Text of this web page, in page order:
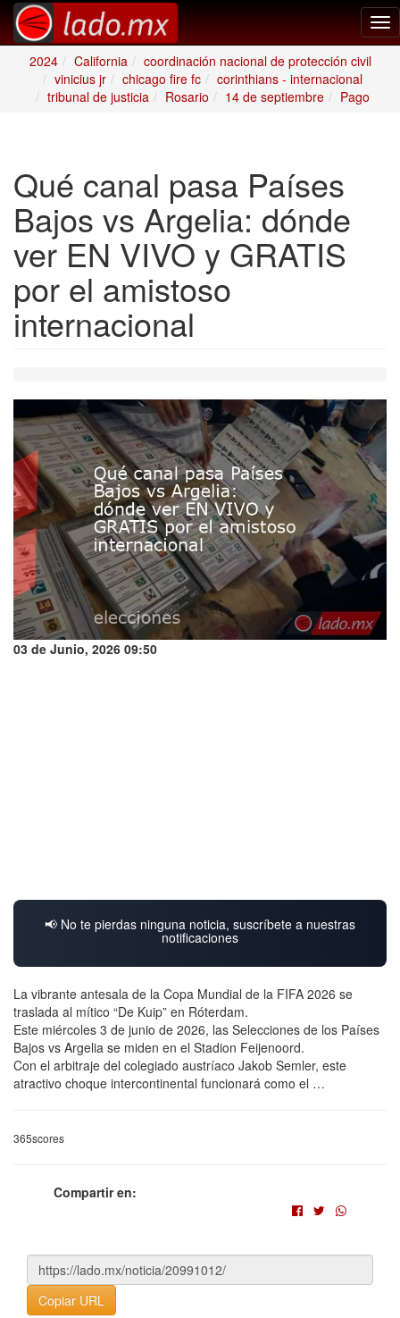
2024
California
coordinación nacional de protección civil
vinicius jr
chicago fire fc
corinthians - internacional
tribunal de justicia
Rosario 14 de septiembre Pago
Qué canal pasa Países
Bajos vs Argelia: dónde
ver EN VIVO y GRATIS
por el amistoso
internacional
03 de Junio, 2026 09:50
📢 No te pierdas ninguna noticia, suscríbete a nuestras
notificaciones
La vibrante antesala de la Copa Mundial de la FIFA 2026 se
traslada al mítico “De Kuip” en Róterdam.
Este miércoles 3 de junio de 2026, las Selecciones de los Países
Bajos vs Argelia se miden en el Stadion Feijenoord.
Con el arbitraje del colegiado austríaco Jakob Semler, este
atractivo choque intercontinental funcionará como el …
365scores
Compartir en:
Copiar URL